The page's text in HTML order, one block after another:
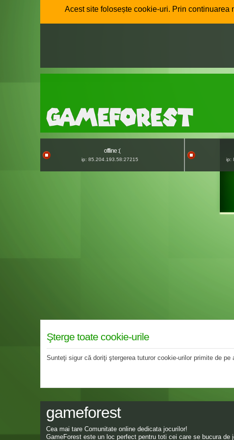
Acest site folosește cookie-uri. Prin
offline :(
ip: 85.204.193.58:27215 ip:
Şterge toate cookie-urile
Sunteţi sigur că doriţi ştergerea tuturor cookie-urilor primite de pe
gameforest
Cea mai tare Comunitate online dedicata jocurilor!
GameForest este un loc perfect pentru toti cei care se bucura de